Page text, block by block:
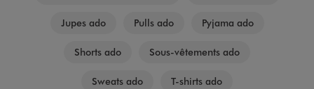
Jupes ado Pulls ado Pyjama ado
Shorts ado Sous-vêtements ado
Sweats ado T-shirts ado